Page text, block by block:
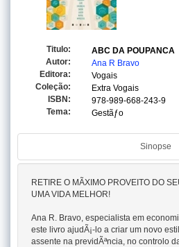
Titulo:
ABC DA POUPANCA
Autor:
Ana R Bravo
Editora:
Vogais
Coleção:
Extra Vogais
ISBN:
978-989-668-243-9
Tema:
Gestãƒo
Sinopse
RETIRE O MÃXIMO PROVEITO DO
UMA VIDA MELHOR!
Ana R. Bravo, especialista em
este livro ajudÃ¡-lo a criar um novo
assente na previdÃªncia, no controlo